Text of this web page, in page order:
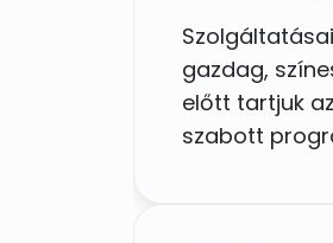
gazdag,
előtt tartjuk
szabott